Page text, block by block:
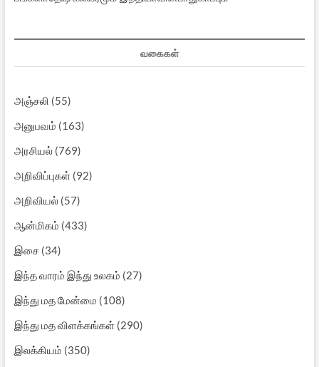
வகைகள்
அஞ்சலி (55)
அனுபவம் (163)
அரசியல்(769)
அறிவிப்புகள்(92)
அறிவியல்(57)
ஆன்மிகம் (433)
இசை(34)
இந்த வாரம் இந்து உலகம் (27)
இந்து மத மேன்மை (108)
இந்து மத விளக்கங்கள்(290)
இலக்கியம் (350)